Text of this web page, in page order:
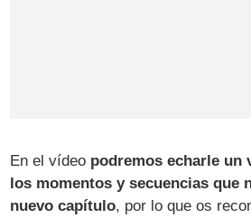
En el vídeo podremos echarle un
los momentos y secuencias que
nuevo capítulo, por lo que os